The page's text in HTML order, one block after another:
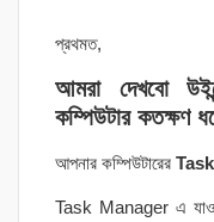
প্রথমত,
আমরা দেখবো
কম্পিউটার কতক্ষণ
আপনার কম্পিউটারের
Task Manager এ